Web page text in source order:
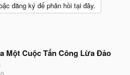
đăng ký để phản hồi tại đây.
Một Cuộc Tấn Công Lừa Đảo